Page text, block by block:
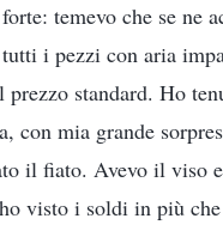
temevo che se ne
i pezzi con aria
standard. Ho
con mia grande
il fiato. Avevo il viso
visto i soldi in più